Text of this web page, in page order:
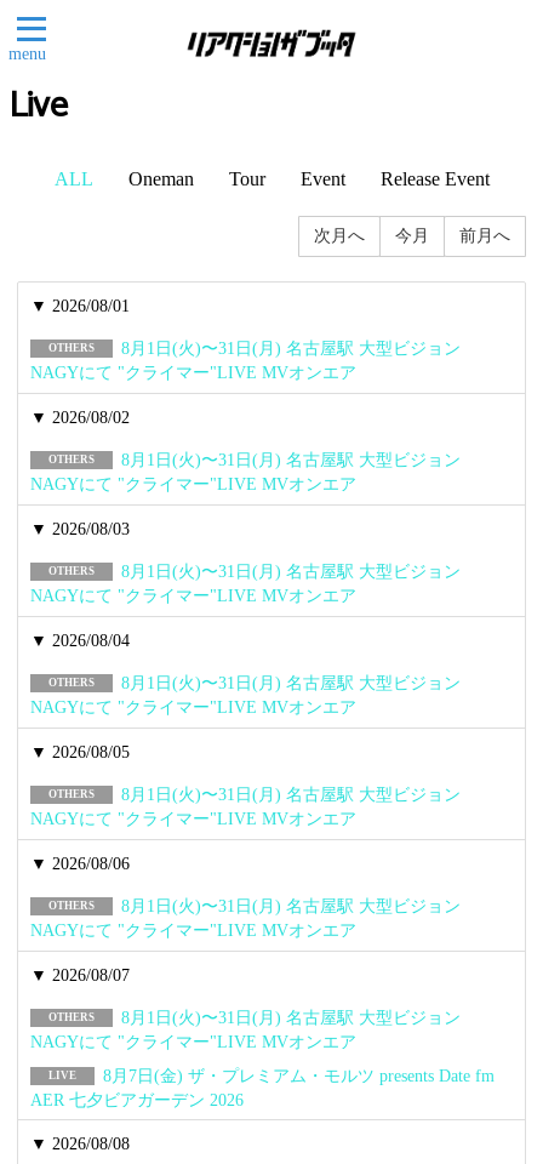
menu
Live
ALL Oneman Tour Event Release Event
前月へ
今月
次月へ
▼ 2026/08/01
OTHERS
8月1日(火)〜31日(月) 名古屋駅 大型ビジョン
NAGYにて "クライマー"LIVE MVオンエア
▼ 2026/08/02
OTHERS
8月1日(火)〜31日(月) 名古屋駅 大型ビジョン
NAGYにて "クライマー"LIVE MVオンエア
▼ 2026/08/03
OTHERS
8月1日(火)〜31日(月) 名古屋駅 大型ビジョン
NAGYにて "クライマー"LIVE MVオンエア
▼ 2026/08/04
OTHERS
8月1日(火)〜31日(月) 名古屋駅 大型ビジョン
NAGYにて "クライマー"LIVE MVオンエア
▼ 2026/08/05
OTHERS
8月1日(火)〜31日(月) 名古屋駅 大型ビジョン
NAGYにて "クライマー"LIVE MVオンエア
▼ 2026/08/06
OTHERS
8月1日(火)〜31日(月) 名古屋駅 大型ビジョン
NAGYにて "クライマー"LIVE MVオンエア
▼ 2026/08/07
OTHERS
8月1日(火)〜31日(月) 名古屋駅 大型ビジョン
NAGYにて "クライマー"LIVE MVオンエア
LIVE
8月7日(金) ザ・プレミアム・モルツ presents Date fm
AER 七夕ビアガーデン 2026
▼ 2026/08/08